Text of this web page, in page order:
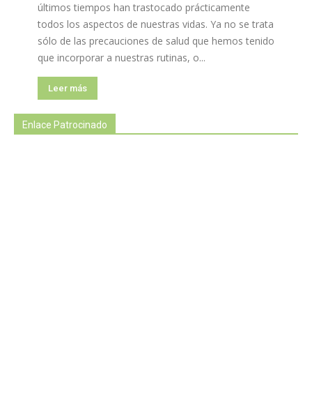
últimos tiempos han trastocado prácticamente
todos los aspectos de nuestras vidas. Ya no se trata
sólo de las precauciones de salud que hemos tenido
que incorporar a nuestras rutinas, o...
Leer más
Enlace Patrocinado